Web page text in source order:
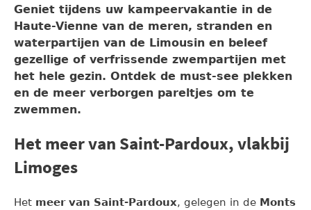
Geniet tijdens uw kampeervakantie in de
Haute-Vienne van de meren, stranden en
waterpartijen van de Limousin en beleef
gezellige of verfrissende zwempartijen met
het hele gezin. Ontdek de must-see plekken
en de meer verborgen pareltjes om te
zwemmen.
Het meer van Saint-Pardoux, vlakbij
Limoges
Het meer van Saint-Pardoux, gelegen in de Monts